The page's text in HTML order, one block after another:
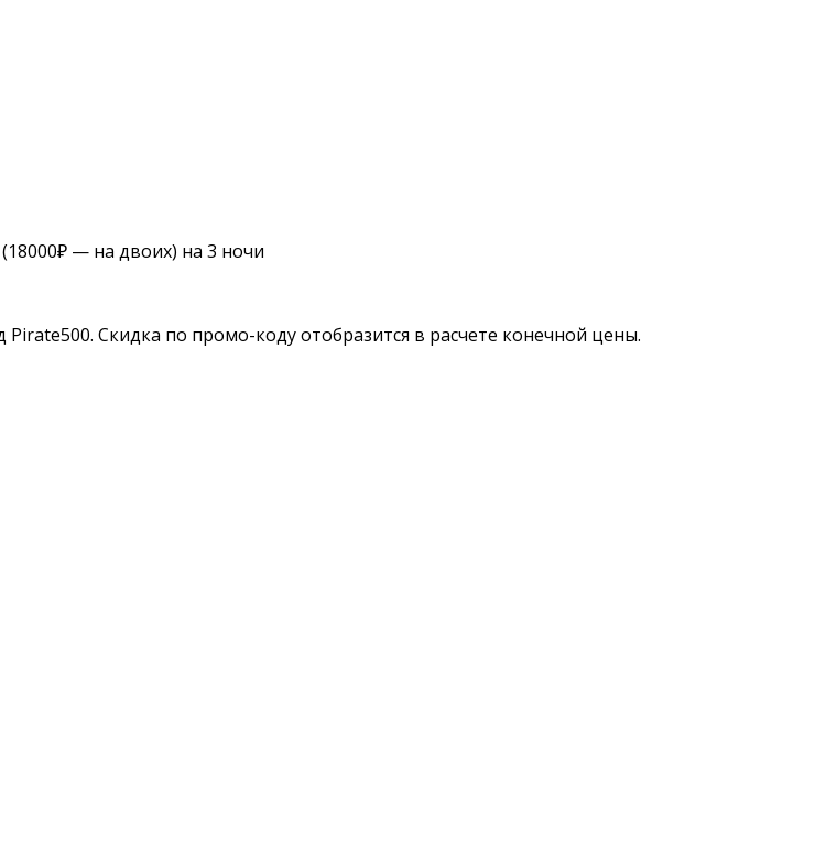
(18000₽ — на двоих) на 3 ночи
Скидка по промо-коду отобразится в расчете конечной цены.